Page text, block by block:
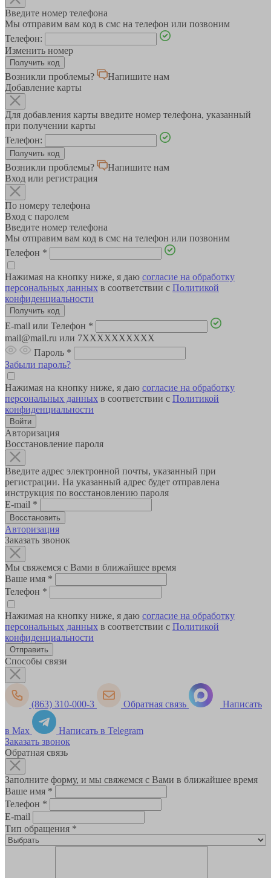
Введите номер телефона
Мы отправим вам код в смс на телефон или позвоним
Телефон:
Изменить номер
Возникли проблемы?
Напишите нам
Добавление карты
Для добавления карты введите номер телефона, указанный
при получении карты
Телефон:
Возникли проблемы?
Напишите нам
Вход или регистрация
По номеру телефона
Вход с паролем
Введите номер телефона
Мы отправим вам код в смс на телефон или позвоним
Телефон *
Нажимая на кнопку ниже, я даю согласие на обработку
персональных данных в соответствии с Политикой
конфиденциальности
E-mail или Телефон *
mail@mail.ru или 7XXXXXXXXXX
Пароль *
Забыли пароль?
Нажимая на кнопку ниже, я даю согласие на обработку
персональных данных в соответствии с Политикой
конфиденциальности
Авторизация
Восстановление пароля
Введите адрес электронной почты, указанный при
регистрации. На указанный адрес будет отправлена
инструкция по восстановлению пароля
E-mail *
Авторизация
Заказать звонок
Мы свяжемся с Вами в ближайшее время
Ваше имя *
Телефон *
Нажимая на кнопку ниже, я даю согласие на обработку
персональных данных в соответствии с Политикой
конфиденциальности
Способы связи
(863) 310-000-3 Обратная связь Написать
в Max
Написать в Telegram
Заказать звонок
Обратная связь
Заполните форму, и мы свяжемся с Вами в ближайшее время
Ваше имя *
Телефон *
E-mail
Тип обращения *